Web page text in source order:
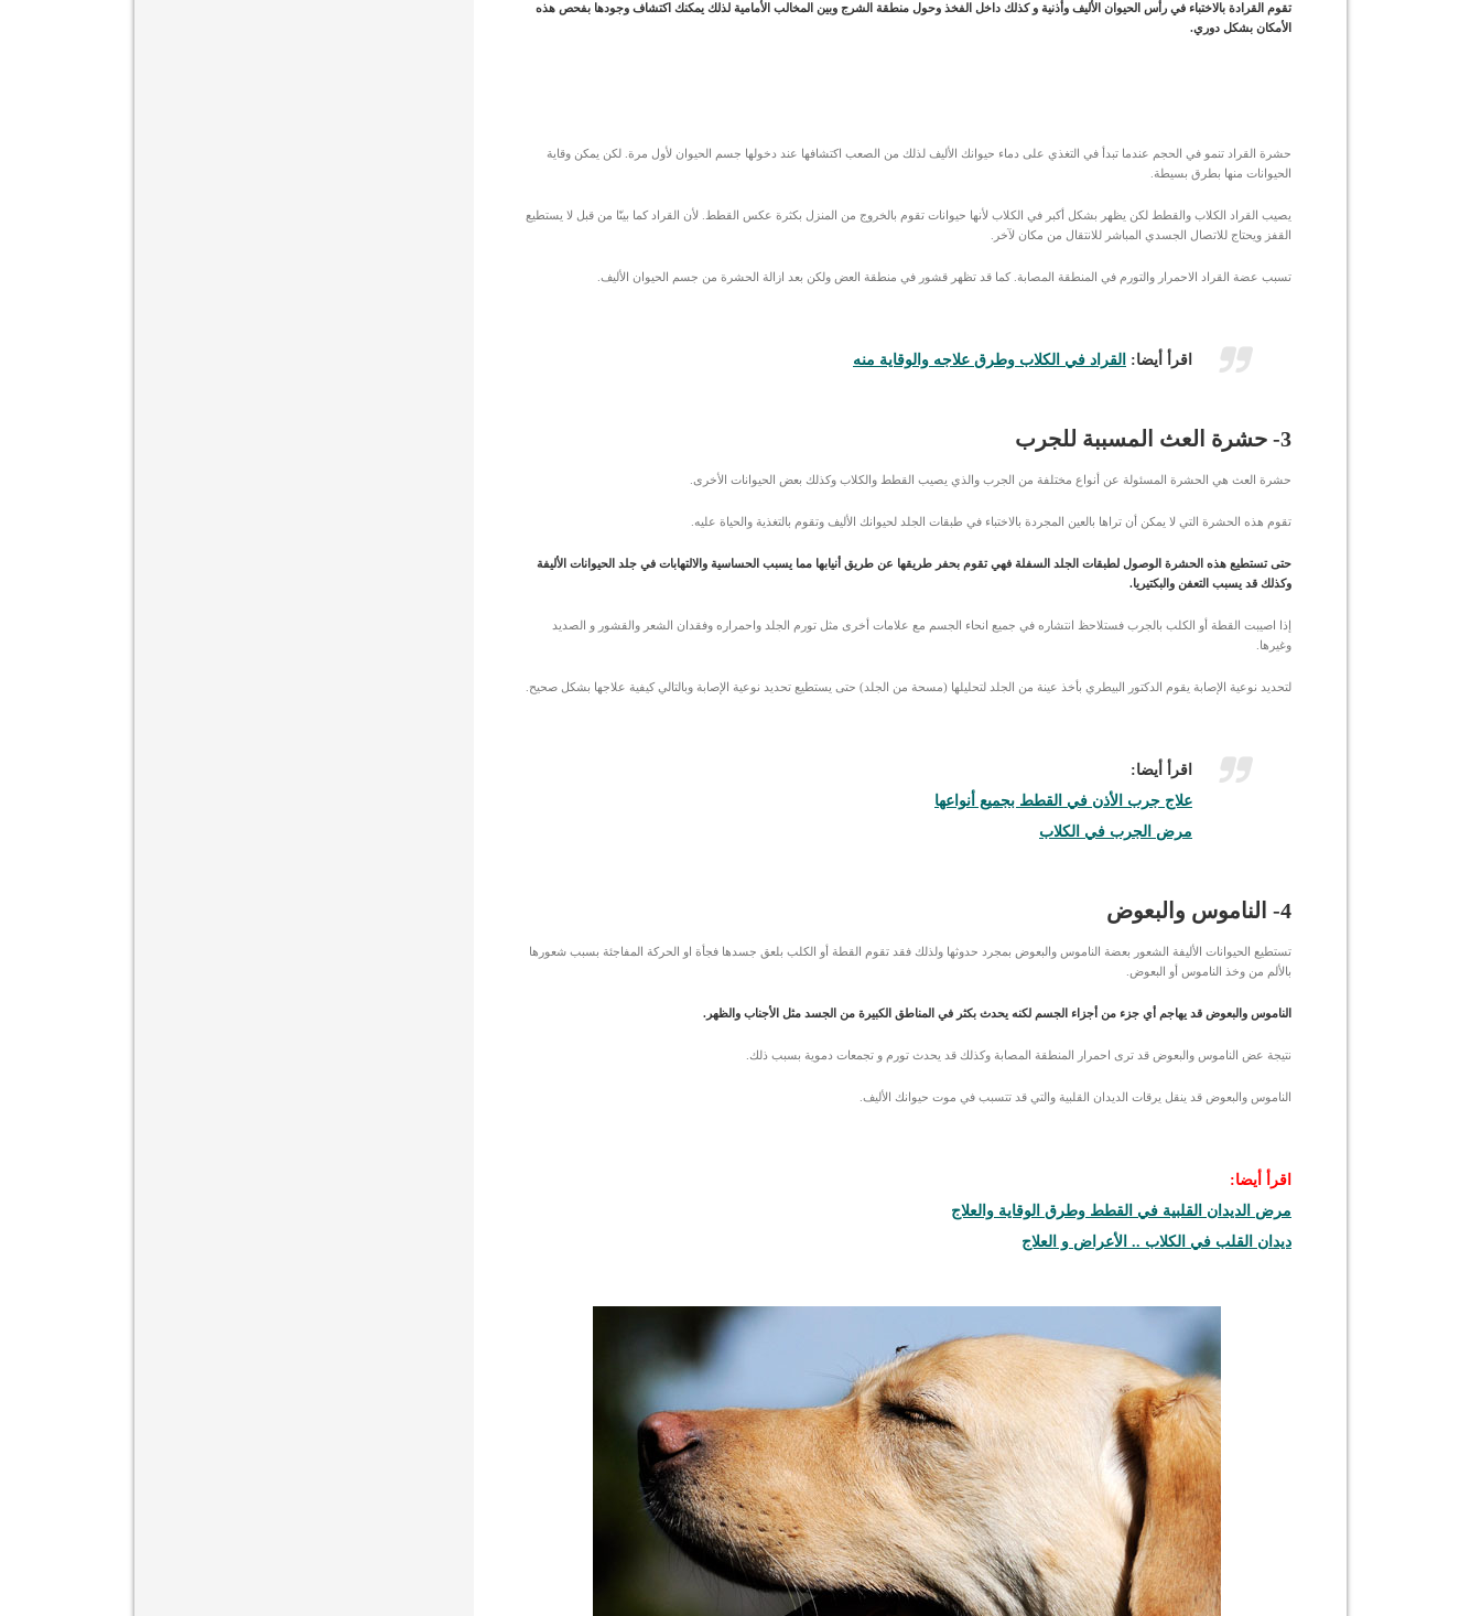
تقوم القرادة بالاختباء في رأس الحيوان الأليف وأذنية و كذلك داخل الفخذ وحول منطقة الشرج وبين المخالب الأمامية لذلك يمكنك اكتشاف وجودها بفحص هذه
الأمكان بشكل دوري.
حشرة القراد تنمو في الحجم عندما تبدأ في التغذي على دماء حيوانك الأليف لذلك من الصعب اكتشافها عند دخولها جسم الحيوان لأول مرة. لكن يمكن وقاية
الحيوانات منها بطرق بسيطة.
يصيب القراد الكلاب والقطط لكن يظهر بشكل أكبر في الكلاب لأنها حيوانات تقوم بالخروج من المنزل بكثرة عكس القطط. لأن القراد كما بينّا من قبل لا يستطيع
القفز ويحتاج للاتصال الجسدي المباشر للانتقال من مكان لآخر.
تسبب عضة القراد الاحمرار والتورم في المنطقة المصابة. كما قد تظهر قشور في منطقة العض ولكن بعد ازالة الحشرة من جسم الحيوان الأليف.
اقرأ أيضا: القراد في الكلاب وطرق علاجه والوقاية منه
3- حشرة العث المسببة للجرب
حشرة العث هي الحشرة المسئولة عن أنواع مختلفة من الجرب والذي يصيب القطط والكلاب وكذلك بعض الحيوانات الأخرى.
تقوم هذه الحشرة التي لا يمكن أن تراها بالعين المجردة بالاختباء في طبقات الجلد لحيوانك الأليف وتقوم بالتغذية والحياة عليه.
حتى تستطيع هذه الحشرة الوصول لطبقات الجلد السفلة فهي تقوم بحفر طريقها عن طريق أنيابها مما يسبب الحساسية والالتهابات في جلد الحيوانات الأليفة
وكذلك قد يسبب التعفن والبكتيريا.
إذا اصيبت القطة أو الكلب بالجرب فستلاحظ انتشاره في جميع انحاء الجسم مع علامات أخرى مثل تورم الجلد واحمراره وفقدان الشعر والقشور و الصديد
وغيرها.
لتحديد نوعية الإصابة يقوم الدكتور البيطري بأخذ عينة من الجلد لتحليلها (مسحة من الجلد) حتى يستطيع تحديد نوعية الإصابة وبالتالي كيفية علاجها بشكل صحيح.
اقرأ أيضا:
علاج جرب الأذن في القطط بجميع أنواعها
مرض الجرب في الكلاب
4- الناموس والبعوض
تستطيع الحيوانات الأليفة الشعور بعضة الناموس والبعوض بمجرد حدوثها ولذلك فقد تقوم القطة أو الكلب بلعق جسدها فجأة او الحركة المفاجئة بسبب شعورها
بالألم من وخذ الناموس أو البعوض.
الناموس والبعوض قد يهاجم أي جزء من أجزاء الجسم لكنه يحدث بكثر في المناطق الكبيرة من الجسد مثل الأجناب والظهر.
نتيجة عض الناموس والبعوض قد ترى احمرار المنطقة المصابة وكذلك قد يحدث تورم و تجمعات دموية بسبب ذلك.
الناموس والبعوض قد ينقل يرقات الديدان القلبية والتي قد تتسبب في موت حيوانك الأليف.
اقرأ أيضا:
مرض الديدان القلبية في القطط وطرق الوقاية والعلاج
ديدان القلب في الكلاب .. الأعراض و العلاج